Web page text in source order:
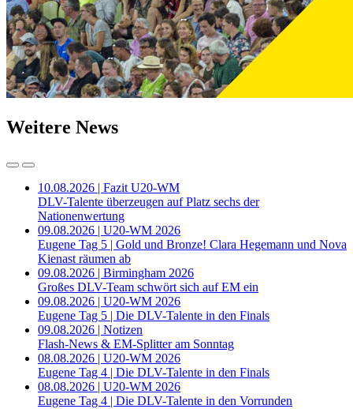
Weitere News
10.08.2026 | Fazit U20-WM
DLV-Talente überzeugen auf Platz sechs der
Nationenwertung
09.08.2026 | U20-WM 2026
Eugene Tag 5 | Gold und Bronze! Clara Hegemann und Nova
Kienast räumen ab
09.08.2026 | Birmingham 2026
Großes DLV-Team schwört sich auf EM ein
09.08.2026 | U20-WM 2026
Eugene Tag 5 | Die DLV-Talente in den Finals
09.08.2026 | Notizen
Flash-News & EM-Splitter am Sonntag
08.08.2026 | U20-WM 2026
Eugene Tag 4 | Die DLV-Talente in den Finals
08.08.2026 | U20-WM 2026
Eugene Tag 4 | Die DLV-Talente in den Vorrunden